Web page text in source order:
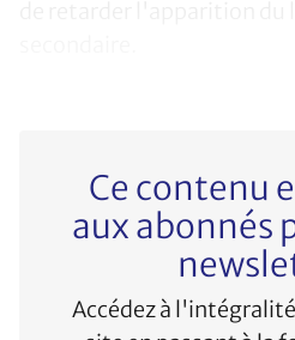
Ce contenu
aux abonnés
Accédez à